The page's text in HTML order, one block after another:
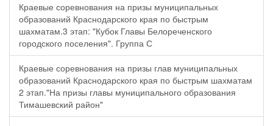
Краевые соревнования на призы муниципальных
образований Краснодарского края по быстрым
шахматам.3 этап: "Кубок Главы Белореченского
городского поселения". Группа С
Краевые соревнования на призы глав муниципальных
образований Краснодарского края по быстрым шахматам
2 этап."На призы главы муниципального образования
Тимашевский район"